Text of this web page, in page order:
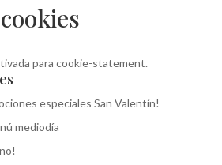
para cookie-statement.
especiales San Valentín!
mediodía